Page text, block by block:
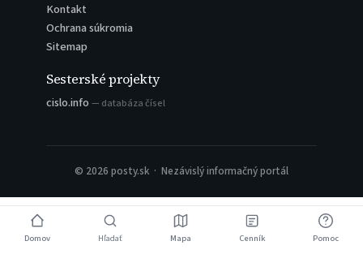
Kontakt
Ochrana súkromia
Sitemap
Sesterské projekty
cislo.info — databáza čísel
© 2026 posty.sk · Nezávislý informačný portál
Domov Hľadať Mapa Cenník Pomoc